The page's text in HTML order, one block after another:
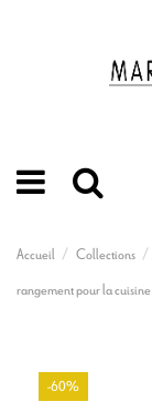
Accueil Collections
rangement pour la cuisine
-60%